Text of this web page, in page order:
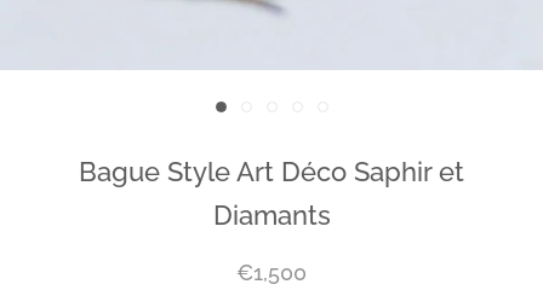
Bague Style Art Déco Saphir et
Diamants
€1,500